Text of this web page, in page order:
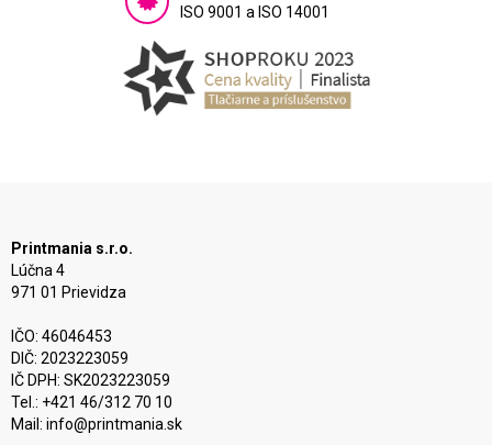
ISO 9001 a ISO 14001
Printmania s.r.o.
Lúčna 4
971 01 Prievidza
IČO: 46046453
DIČ: 2023223059
IČ DPH: SK2023223059
Tel.: +421 46/312 70 10
Mail: info@printmania.sk